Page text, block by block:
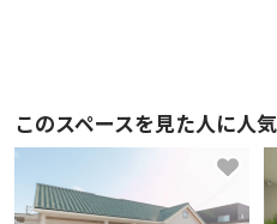
このスペースを見た人に人